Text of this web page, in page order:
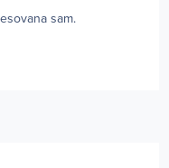
sam.